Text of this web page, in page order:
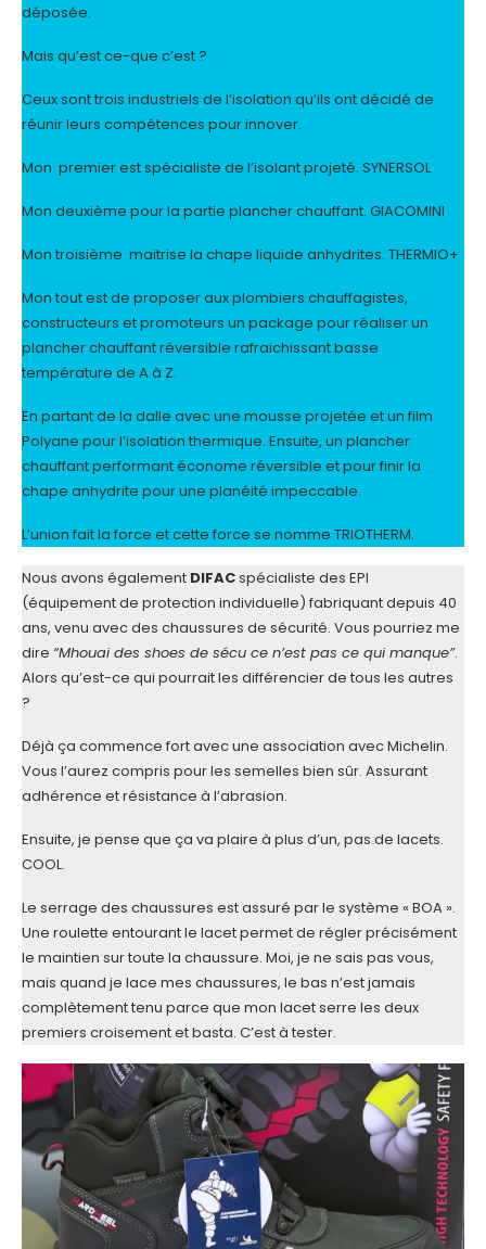
déposée.
Mais qu’est ce-que c’est ?
Ceux sont trois industriels de l’isolation qu’ils ont décidé de
réunir leurs compétences pour innover.
Mon premier est spécialiste de l’isolant projeté. SYNERSOL
Mon deuxième pour la partie plancher chauffant. GIACOMINI
Mon troisième maitrise la chape liquide anhydrites. THERMIO+
Mon tout est de proposer aux plombiers chauffagistes,
constructeurs et promoteurs un package pour réaliser un
plancher chauffant réversible rafraichissant basse
température de A à Z.
En partant de la dalle avec une mousse projetée et un film
Polyane pour l’isolation thermique. Ensuite, un plancher
chauffant performant économe réversible et pour finir la
chape anhydrite pour une planéité impeccable.
L’union fait la force et cette force se nomme TRIOTHERM.
Nous avons également DIFACspécialiste des EPI
(équipement de protection individuelle) fabriquant depuis 40
ans, venu avec des chaussures de sécurité. Vous pourriez me
dire “Mhouai des shoes de sécu ce n’est pas ce qui manque”.
Alors qu’est-ce qui pourrait les différencier de tous les autres
?
Déjà ça commence fort avec une association avec Michelin.
Vous l’aurez compris pour les semelles bien sûr. Assurant
adhérence et résistance à l’abrasion.
Ensuite, je pense que ça va plaire à plus d’un, pas de lacets.
COOL.
Le serrage des chaussures est assuré par le système « BOA ».
Une roulette entourant le lacet permet de régler précisément
le maintien sur toute la chaussure. Moi, je ne sais pas vous,
mais quand je lace mes chaussures, le bas n’est jamais
complètement tenu parce que mon lacet serre les deux
premiers croisement et basta. C’est à tester.